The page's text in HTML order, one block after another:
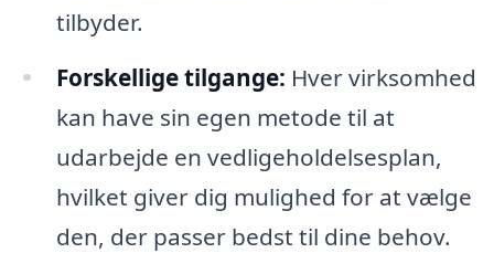
tilbyder.
Forskellige tilgange: Hver virksomhed
kan have sin egen metode til at
udarbejde en vedligeholdelsesplan,
hvilket giver dig mulighed for at vælge
den, der passer bedst til dine behov.